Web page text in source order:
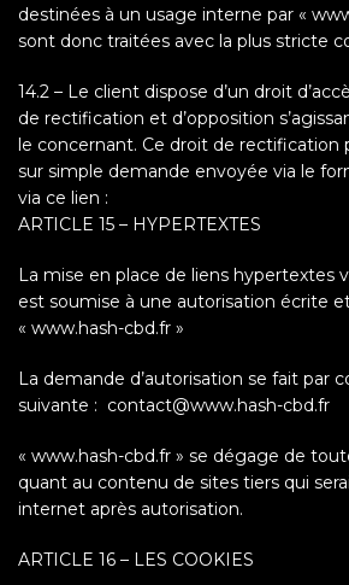
destinées à un usage interne par «
sont donc traitées avec la plus stricte
14.2 – Le client dispose d’un droit
de rectification et d’opposition
le concernant. Ce droit de rectification
sur simple demande envoyée via le
via ce lien :
ARTICLE 15 – HYPERTEXTES
La mise en place de liens hypertextes
est soumise à une autorisation écrite
« www.hash-cbd.fr »
La demande d’autorisation se fait par
suivante : contact@www.hash-cbd.fr
« www.hash-cbd.fr » se dégage de
quant au contenu de sites tiers qui
internet après autorisation.
ARTICLE 16 – LES COOKIES